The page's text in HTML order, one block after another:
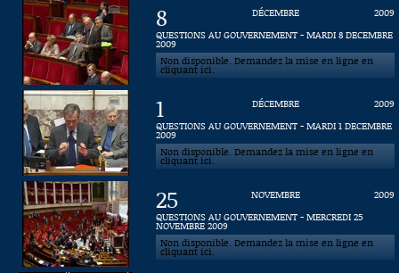
Évènements
Connaissance, Histoire
8 DÉCEMBRE
2009
QUESTIONS AU GOUVERNEMENT - MARDI 8 DECEMBRE
2009
Non disponible. Demandez la mise en ligne en
cliquant ici.
1 DÉCEMBRE
2009
QUESTIONS AU GOUVERNEMENT - MARDI 1 DECEMBRE
2009
Non disponible. Demandez la mise en ligne en
cliquant ici.
25 NOVEMBRE
2009
QUESTIONS AU GOUVERNEMENT - MERCREDI 25
NOVEMBRE 2009
Non disponible. Demandez la mise en ligne en
cliquant ici.